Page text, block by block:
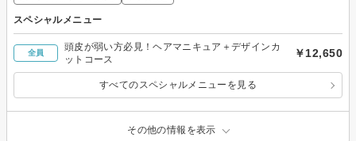
スペシャルメニュー
全員
頭皮が弱い方必見！ヘアマニキュア＋デザインカ
ットコース
￥12,650
すべてのスペシャルメニューを見る
その他の情報を表示